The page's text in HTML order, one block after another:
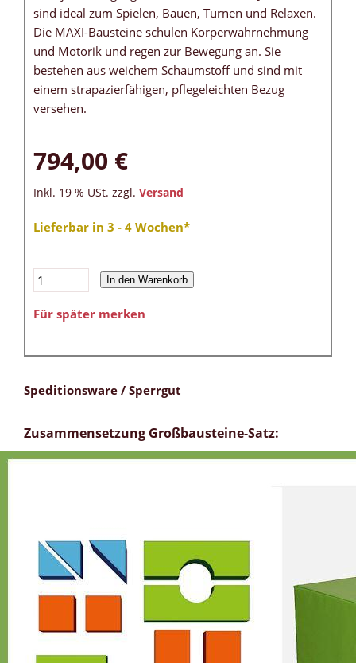
sind ideal zum Spielen, Bauen, Turnen und Relaxen.
Die MAXI-Bausteine schulen Körperwahrnehmung
und Motorik und regen zur Bewegung an. Sie
bestehen aus weichem Schaumstoff und sind mit
einem strapazierfähigen, pflegeleichten Bezug
versehen.
794,00 €
Inkl. 19 % USt. zzgl. Versand
Lieferbar in 3 - 4 Wochen*
In den Warenkorb
Für später merken
Speditionsware / Sperrgut
Zusammensetzung Großbausteine-Satz: